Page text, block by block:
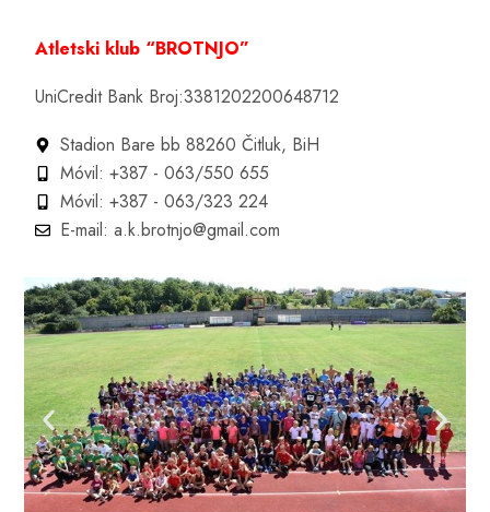
Atletski klub “BROTNJO”
UniCredit Bank Broj:3381202200648712
Stadion Bare bb 88260 Čitluk, BiH
Móvil: +387 - 063/550 655
Móvil: +387 - 063/323 224
E-mail: a.k.brotnjo@gmail.com